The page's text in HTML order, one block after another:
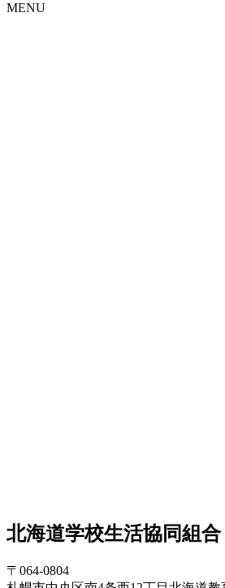
MENU
北海道学校生活協同組合
〒064-0804